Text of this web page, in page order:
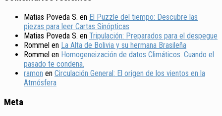
Matias Poveda S. en El Puzzle del tiempo: Descubre las
piezas para leer Cartas Sinópticas
Matias Poveda S. en Tripulación: Preparados para el despegue
Rommel en La Alta de Bolivia y su hermana Brasileña
Rommel en Homogeneización de datos Climáticos. Cuando el
pasado te condena.
ramon en Circulación General: El origen de los vientos en la
Atmósfera
Meta